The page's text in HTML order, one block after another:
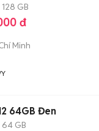
128 GB
đ
Minh
64GB Đen
64 GB